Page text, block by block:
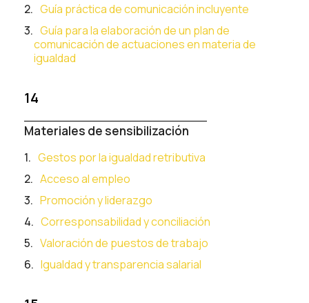
Guía práctica de comunicación incluyente
Guía para la elaboración de un plan de
comunicación de actuaciones en materia de
igualdad
14
Materiales de sensibilización
Gestos por la igualdad retributiva
Acceso al empleo
Promoción y liderazgo
Corresponsabilidad y conciliación
Valoración de puestos de trabajo
Igualdad y transparencia salarial